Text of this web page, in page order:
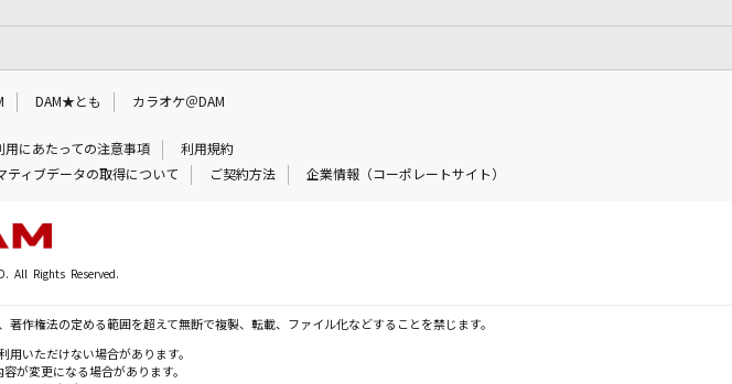
DAM★とも カラオケ＠DAM
用にあたっての注意事項
利用規約
ティブデータの取得について ご契約方法 企業情報（コーポレートサイト）
All Rights Reserved.
作権法の定める範囲を超えて無断で複製、転載、ファイル化などすることを禁じます。
用いただけない場合があります。
が変更になる場合があります。